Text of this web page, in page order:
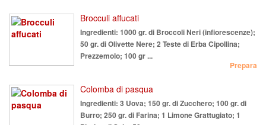
Brocculi affucati
Ingredienti: 1000 gr. di Broccoli Neri (infiorescenze);
50 gr. di Olivette Nere; 2 Teste di Erba Cipollina;
Prezzemolo; 100 gr ...
Prepara
Colomba di pasqua
Ingredienti: 3 Uova; 150 gr. di Zucchero; 100 gr. di
Burro; 250 gr. di Farina; 1 Limone Grattugiato; 1